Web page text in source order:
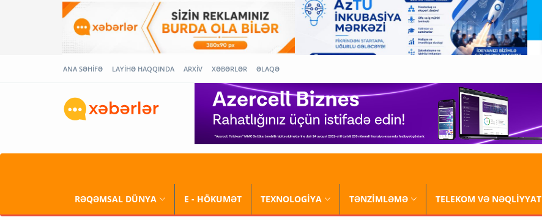
ANA SƏHİFƏ LAYİHƏ HAQQINDA ARXİV XƏBƏRLƏR ƏLAQƏ
RƏQƏMSAL DÜNYA E - HÖKUMƏT TEXNOLOGİYA TƏNZİMLƏMƏ TELEKOM VƏ NƏQLİYYAT